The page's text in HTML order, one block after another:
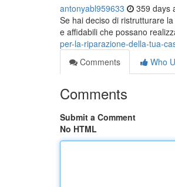
antonyabl959633 359 days
Se hai deciso di ristrutturare
e affidabili che possano
per-la-riparazione-della-tua-
Comments
Who
Comments
Submit a Comment
No HTML